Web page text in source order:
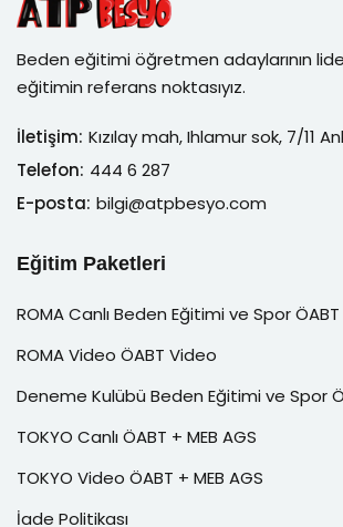
Beden eğitimi öğretmen adaylarının
eğitimin referans noktasıyız.
İletişim: Kızılay mah, Ihlamur sok, 7/11
Telefon: 444 6 287
E-posta: bilgi@atpbesyo.com
Eğitim Paketleri
ROMA Canlı Beden Eğitimi ve Spor ÖABT
ROMA Video ÖABT Video
Deneme Kulübü Beden Eğitimi ve Spor
TOKYO Canlı ÖABT + MEB AGS
TOKYO Video ÖABT + MEB AGS
İade Politikası